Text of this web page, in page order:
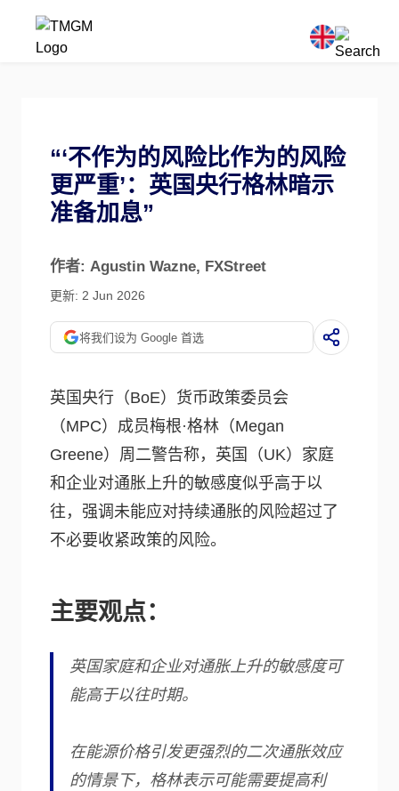
“‘不作为的风险比作为的风险
更严重’：英国央行格林暗示
准备加息”
作者: Agustin Wazne, FXStreet
更新: 2 Jun 2026
将我们设为 Google 首选
英国央行（BoE）货币政策委员会
（MPC）成员梅根·格林（Megan
Greene）周二警告称，英国（UK）家庭
和企业对通胀上升的敏感度似乎高于以
往，强调未能应对持续通胀的风险超过了
不必要收紧政策的风险。
主要观点：
英国家庭和企业对通胀上升的敏感度可
能高于以往时期。
在能源价格引发更强烈的二次通胀效应
的情景下，格林表示可能需要提高利